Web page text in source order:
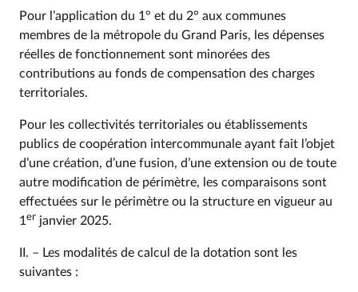
Pour l’application du 1° et du 2° aux communes
membres de la métropole du Grand Paris, les dépenses
réelles de fonctionnement sont minorées des
contributions au fonds de compensation des charges
territoriales.
Pour les collectivités territoriales ou établissements
publics de coopération intercommunale ayant fait l’objet
d’une création, d’une fusion, d’une extension ou de toute
autre modification de périmètre, les comparaisons sont
effectuées sur le périmètre ou la structure en vigueur au
1 er janvier 2025.
II. – Les modalités de calcul de la dotation sont les
suivantes :